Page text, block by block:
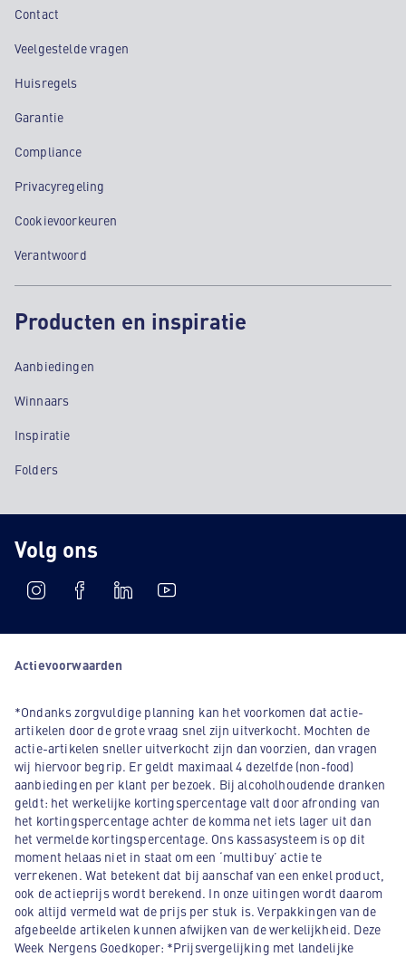
Contact
Veelgestelde vragen
Huisregels
Garantie
Compliance
Privacyregeling
Cookievoorkeuren
Verantwoord
Producten en inspiratie
Aanbiedingen
Winnaars
Inspiratie
Folders
Volg ons
Actievoorwaarden
*Ondanks zorgvuldige planning kan het voorkomen dat actie-
artikelen door de grote vraag snel zijn uitverkocht. Mochten de
actie-artikelen sneller uitverkocht zijn dan voorzien, dan vragen
wij hiervoor begrip. Er geldt maximaal 4 dezelfde (non-food)
aanbiedingen per klant per bezoek. Bij alcoholhoudende dranken
geldt: het werkelijke kortingspercentage valt door afronding van
het kortingspercentage achter de komma net iets lager uit dan
het vermelde kortingspercentage. Ons kassasysteem is op dit
moment helaas niet in staat om een ‘multibuy’ actie te
verrekenen. Wat betekent dat bij aanschaf van een enkel product,
ook de actieprijs wordt berekend. In onze uitingen wordt daarom
ook altijd vermeld wat de prijs per stuk is. Verpakkingen van de
afgebeelde artikelen kunnen afwijken van de werkelijkheid. Deze
Week Nergens Goedkoper: *Prijsvergelijking met landelijke